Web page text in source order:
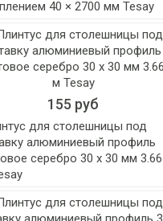
40 × 2700 мм Tesay
155 руб
для столешницы под
алюминиевый профиль
серебро 30 х 30 мм 3.66